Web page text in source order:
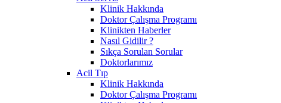
Klinik Hakkında
Doktor Çalışma Programı
Klinikten Haberler
Nasıl Gidilir ?
Sıkça Sorulan Sorular
Doktorlarımız
Acil Tıp
Klinik Hakkında
Doktor Çalışma Programı